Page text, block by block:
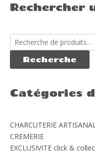
Rechercher
Recherche
pour :
Recherche
Catégories
CHARCUTERIE
CREMERIE
EXCLUSIVITE click &